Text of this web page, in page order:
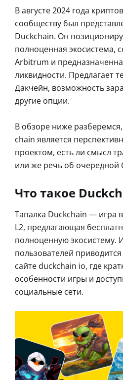
В августе 2024 года
сообществу был
Duckchain. Он
полноценная экосистема,
Arbitrum и
ликвидности. Предлагает
Дакчейн, возможность
другие опции.
В обзоре ниже
chain является
проектом, есть ли смысл
или же речь об очередной
Что такое
Тапалка Duckchain — игра
L2, предлагающая
полноценную экосистему.
пользователей
сайте duckchain io, где
особенности игры и
социальные сети.